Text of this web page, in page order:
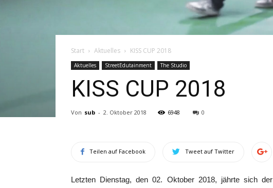
Start Aktuelles KISS CUP 2018
Aktuelles StreetEdutainment The Studio
KISS CUP 2018
Von sub - 2. Oktober 2018 6948 0
Teilen auf Facebook Tweet auf Twitter
Letzten Dienstag, den 02. Oktober 2018, jährte sich der